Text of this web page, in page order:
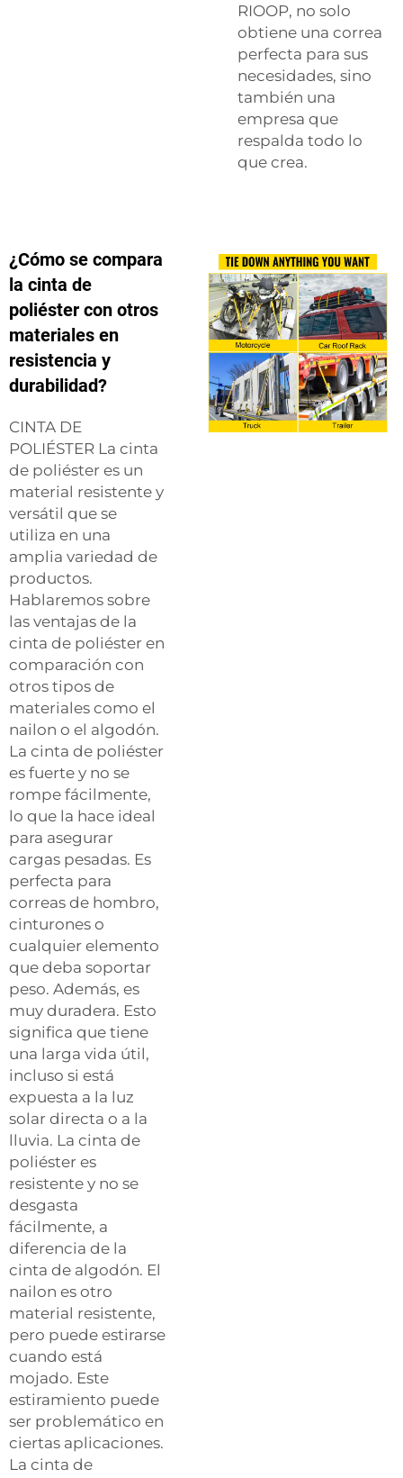
RIOOP, no solo
obtiene una correa
perfecta para sus
necesidades, sino
también una
empresa que
respalda todo lo
que crea.
¿Cómo se compara
la cinta de
poliéster con otros
materiales en
resistencia y
durabilidad?
CINTA DE
POLIÉSTER La cinta
de poliéster es un
material resistente y
versátil que se
utiliza en una
amplia variedad de
productos.
Hablaremos sobre
las ventajas de la
cinta de poliéster en
comparación con
otros tipos de
materiales como el
nailon o el algodón.
La cinta de poliéster
es fuerte y no se
rompe fácilmente,
lo que la hace ideal
para asegurar
cargas pesadas. Es
perfecta para
correas de hombro,
cinturones o
cualquier elemento
que deba soportar
peso. Además, es
muy duradera. Esto
significa que tiene
una larga vida útil,
incluso si está
expuesta a la luz
solar directa o a la
lluvia. La cinta de
poliéster es
resistente y no se
desgasta
fácilmente, a
diferencia de la
cinta de algodón. El
nailon es otro
material resistente,
pero puede estirarse
cuando está
mojado. Este
estiramiento puede
ser problemático en
ciertas aplicaciones.
La cinta de